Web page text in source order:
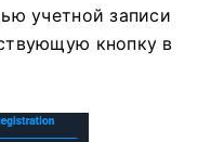
учетной записи
кнопку в